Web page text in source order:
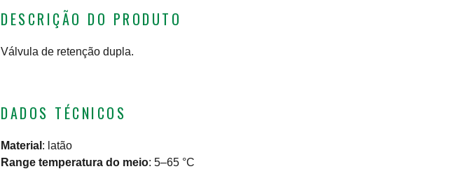
DESCRIÇÃO DO PRODUTO
Válvula de retenção dupla.
DADOS TÉCNICOS
Material : latão
Range temperatura do meio: 5–65 °C